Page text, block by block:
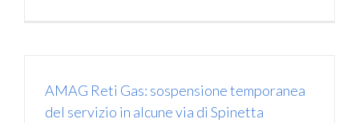
AMAG Reti Gas: sospensione temporanea
del servizio in alcune via di Spinetta